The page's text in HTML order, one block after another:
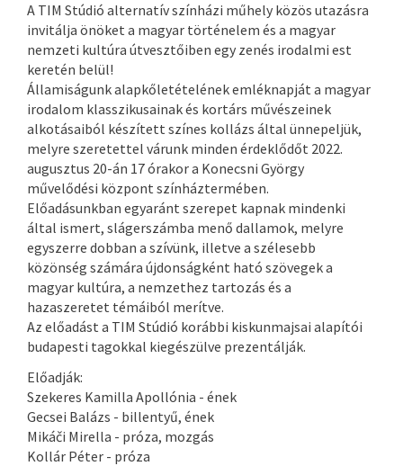
A TIM Stúdió alternatív színházi műhely közös utazásra
invitálja önöket a magyar történelem és a magyar
nemzeti kultúra útvesztőiben egy zenés irodalmi est
keretén belül!
Államiságunk alapkőletételének emléknapját a magyar
irodalom klasszikusainak és kortárs művészeinek
alkotásaiból készített színes kollázs által ünnepeljük,
melyre szeretettel várunk minden érdeklődőt 2022.
augusztus 20-án 17 órakor a Konecsni György
művelődési központ színháztermében.
Előadásunkban egyaránt szerepet kapnak mindenki
által ismert, slágerszámba menő dallamok, melyre
egyszerre dobban a szívünk, illetve a szélesebb
közönség számára újdonságként ható szövegek a
magyar kultúra, a nemzethez tartozás és a
hazaszeretet témáiból merítve.
Az előadást a TIM Stúdió korábbi kiskunmajsai alapítói
budapesti tagokkal kiegészülve prezentálják.
Előadják:
Szekeres Kamilla Apollónia - ének
Gecsei Balázs - billentyű, ének
Mikáči Mirella - próza, mozgás
Kollár Péter - próza